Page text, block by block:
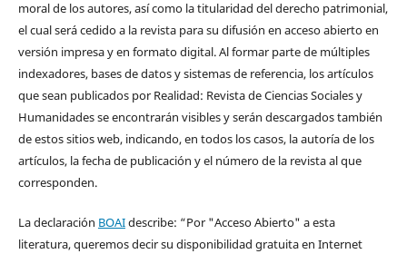
moral de los autores, así como la titularidad del derecho patrimonial,
el cual será cedido a la revista para su difusión en acceso abierto en
versión impresa y en formato digital. Al formar parte de múltiples
indexadores, bases de datos y sistemas de referencia, los artículos
que sean publicados por Realidad: Revista de Ciencias Sociales y
Humanidades se encontrarán visibles y serán descargados también
de estos sitios web, indicando, en todos los casos, la autoría de los
artículos, la fecha de publicación y el número de la revista al que
corresponden.
La declaración BOAIdescribe: “Por "Acceso Abierto" a esta
literatura, queremos decir su disponibilidad gratuita en Internet